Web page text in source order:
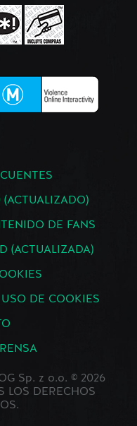
DE FANS
(ACTUALIZADA)
DE COOKIES
Sp. z o.o. © 2026
LOS DERECHOS